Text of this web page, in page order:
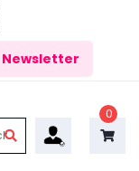
Newsletter
0